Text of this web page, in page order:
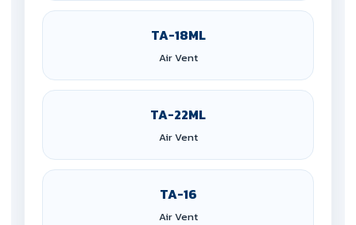
TA-18ML
Air Vent
TA-22ML
Air Vent
TA-16
Air Vent